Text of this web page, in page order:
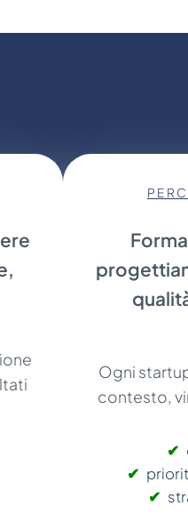
Ogni
contesto,